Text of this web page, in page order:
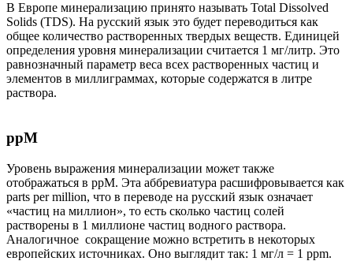
В Европе минерализацию принято называть Total Dissolved
Solids (TDS). На русский язык это будет переводиться как
общее количество растворенных твердых веществ. Единицей
определения уровня минерализации считается 1 мг/литр. Это
равнозначный параметр веса всех растворенных частиц и
элементов в миллиграммах, которые содержатся в литре
раствора.
ppM
Уровень выражения минерализации может также
отображаться в ppM. Эта аббревиатура расшифровывается как
parts per million, что в переводе на русский язык означает
«частиц на миллион», то есть сколько частиц солей
растворены в 1 миллионе частиц водного раствора.
Аналогичное сокращение можно встретить в некоторых
европейских источниках. Оно выглядит так: 1 мг/л = 1 ppm.